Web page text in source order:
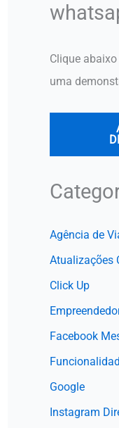
Clique
uma
Agência de
Atualizações
Click Up
Facebook
Google
Instagram